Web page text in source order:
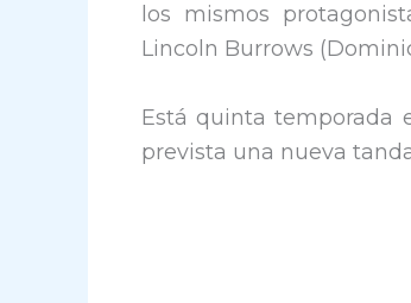
los mismos
Lincoln Burrows
Está quinta temporada
prevista una nueva